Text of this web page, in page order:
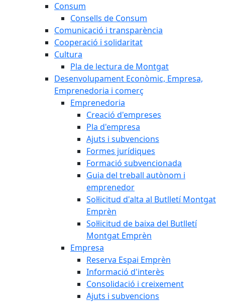
Consum
Consells de Consum
Comunicació i transparència
Cooperació i solidaritat
Cultura
Pla de lectura de Montgat
Desenvolupament Econòmic, Empresa,
Emprenedoria i comerç
Emprenedoria
Creació d'empreses
Pla d'empresa
Ajuts i subvencions
Formes jurídiques
Formació subvencionada
Guia del treball autònom i
emprenedor
Sol·licitud d'alta al Butlletí Montgat
Emprèn
Sol·licitud de baixa del Butlletí
Montgat Emprèn
Empresa
Reserva Espai Emprèn
Informació d'interès
Consolidació i creixement
Ajuts i subvencions